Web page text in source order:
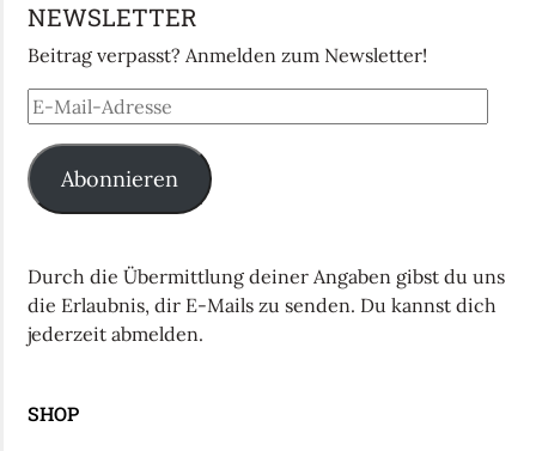
NEWSLETTER
Beitrag verpasst? Anmelden zum Newsletter!
Abonnieren
Durch die Übermittlung deiner Angaben gibst du uns
die Erlaubnis, dir E-Mails zu senden. Du kannst dich
jederzeit abmelden.
SHOP